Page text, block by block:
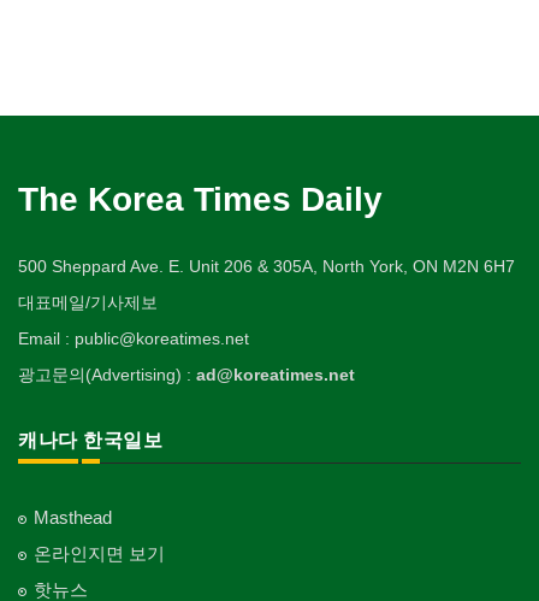
The Korea Times Daily
500 Sheppard Ave. E. Unit 206 & 305A, North York, ON M2N 6H7
대표메일/기사제보
Email : public@koreatimes.net
광고문의(Advertising) : ad@koreatimes.net
캐나다 한국일보
Masthead
온라인지면 보기
핫뉴스